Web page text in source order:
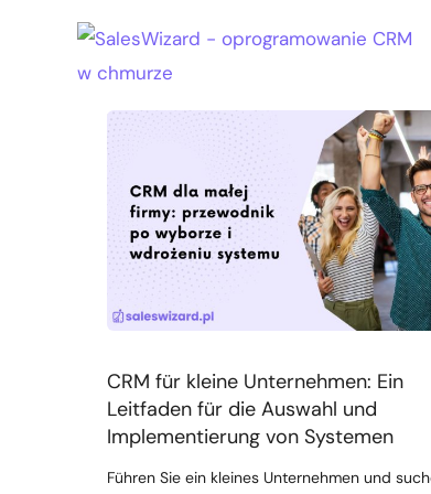
CRM für kleine Unternehmen: Ein
Leitfaden für die Auswahl und
Implementierung von Systemen
Führen Sie ein kleines Unternehmen und